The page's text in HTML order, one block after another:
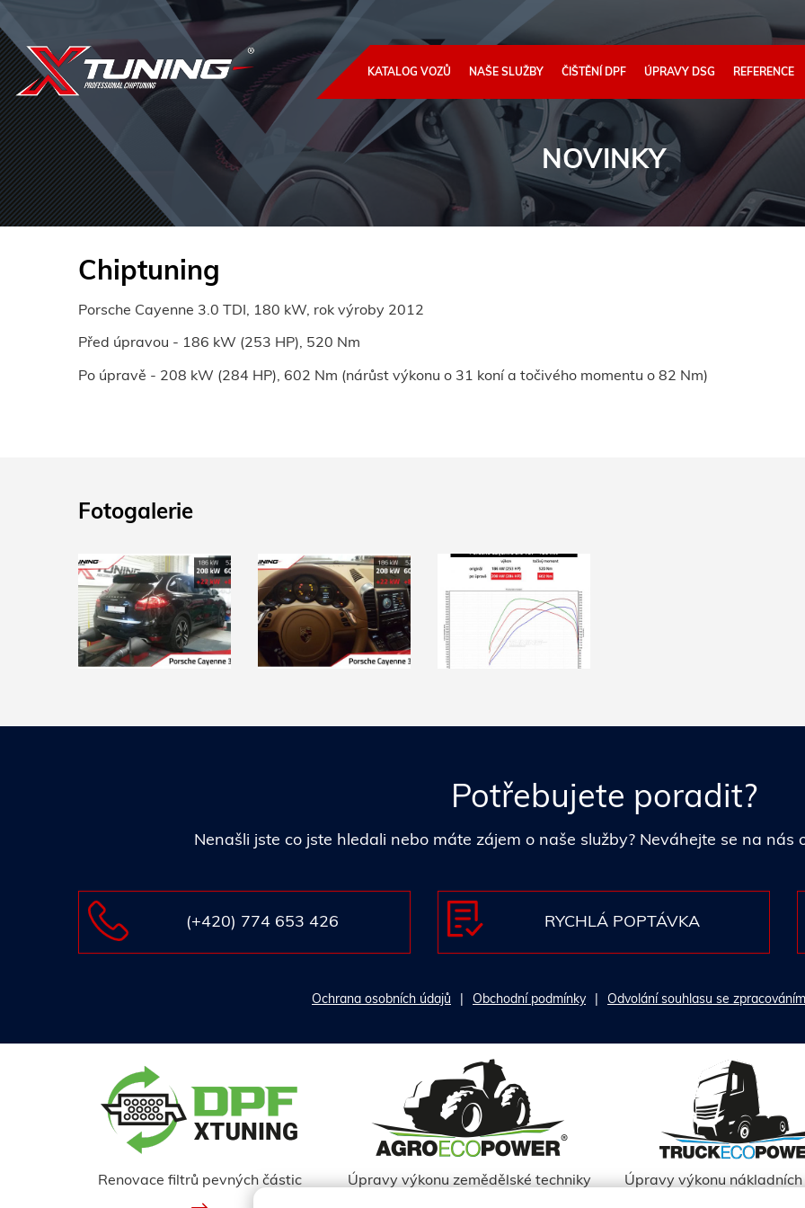
KATALOG VOZŮ NAŠE SLUŽBY ČIŠTĚNÍ DPF ÚPRAVY DSG REFERENCE
NOVINKY
Chiptuning
Porsche Cayenne 3.0 TDI, 180 kW, rok výroby 2012
Před úpravou - 186 kW (253 HP), 520 Nm
Po úpravě - 208 kW (284 HP), 602 Nm (nárůst výkonu o 31 koní a točivého momentu o 82 Nm)
Fotogalerie
Potřebujete poradit?
Nenašli jste co jste hledali nebo máte zájem o naše služby? Neváhejte se na nás
(+420) 774 653 426 RYCHLÁ POPTÁVKA
Ochrana osobních údajů Obchodní podmínky Odvolání souhlasu se
Renovace filtrů pevných částic Úpravy výkonu zemědělské techniky Úpravy výkonu